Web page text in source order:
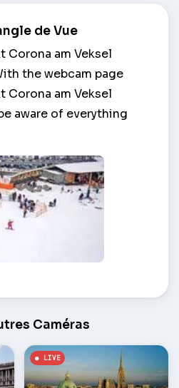
de Vue
Corona am Veksel
the webcam page
Corona am Veksel
aware of everything
Caméras